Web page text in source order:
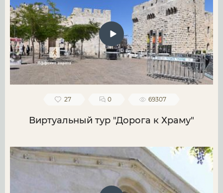
27 0 69307
Виртуальный тур "Дорога к Храму"